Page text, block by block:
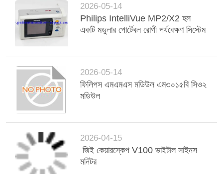
2026-05-14
Philips IntelliVue MP2/X2 হল
একটি মডুলার পোর্টেবল রোগী পর্যবেক্ষণ সিস্টেম
2026-05-14
ফিলিপস এমএমএস মডিউল এম৩০১৫বি সিও২
মডিউল
2026-04-15
জিই কেয়ারস্কেপ V100 ভাইটাল সাইনস
মনিটর